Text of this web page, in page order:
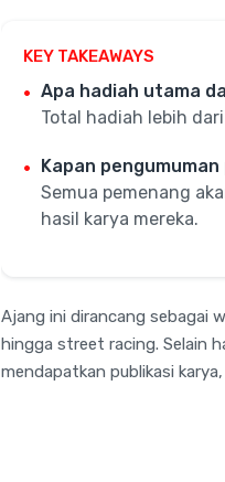
KEY TAKEAWAYS
Apa hadiah utama
Total hadiah lebih
Kapan
Semua pemenang
hasil karya mereka.
Ajang ini dirancang sebagai
hingga street racing. Selain
mendapatkan publikasi